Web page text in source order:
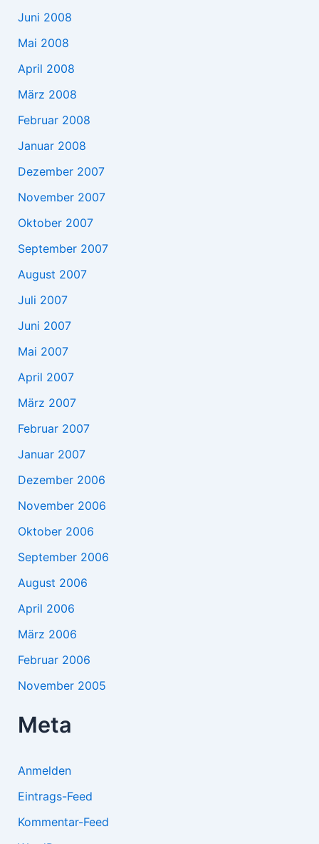
Juni 2008
Mai 2008
April 2008
März 2008
Februar 2008
Januar 2008
Dezember 2007
November 2007
Oktober 2007
September 2007
August 2007
Juli 2007
Juni 2007
Mai 2007
April 2007
März 2007
Februar 2007
Januar 2007
Dezember 2006
November 2006
Oktober 2006
September 2006
August 2006
April 2006
März 2006
Februar 2006
November 2005
Meta
Anmelden
Eintrags-Feed
Kommentar-Feed